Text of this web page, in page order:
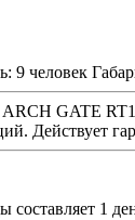
9 человек
GATE
Действует
1